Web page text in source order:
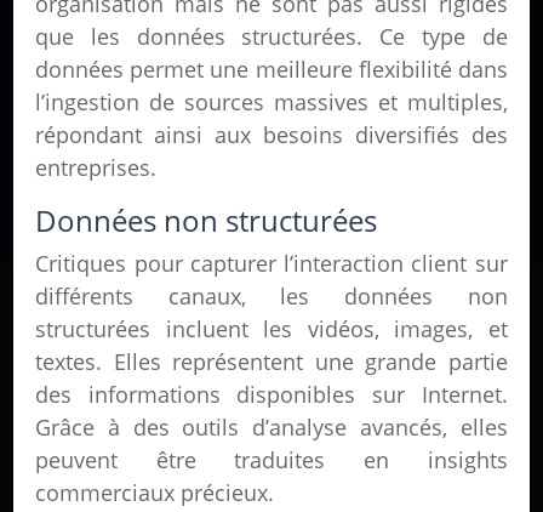
que les données structurées. Ce type de
données permet une meilleure flexibilité dans
l’ingestion de sources massives et multiples,
répondant ainsi aux besoins diversifiés des
entreprises.
Données non structurées
Critiques pour capturer l’interaction client sur
différents canaux, les données non
structurées incluent les vidéos, images, et
textes. Elles représentent une grande partie
des informations disponibles sur Internet.
Grâce à des outils d’analyse avancés, elles
peuvent être traduites en insights
commerciaux précieux.